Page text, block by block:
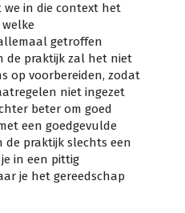
we in die context het
getroffen
de praktijk zal het niet
op voorbereiden, zodat
niet ingezet
beter om goed
een goedgevulde
de praktijk slechts een
in een pittig
je het gereedschap